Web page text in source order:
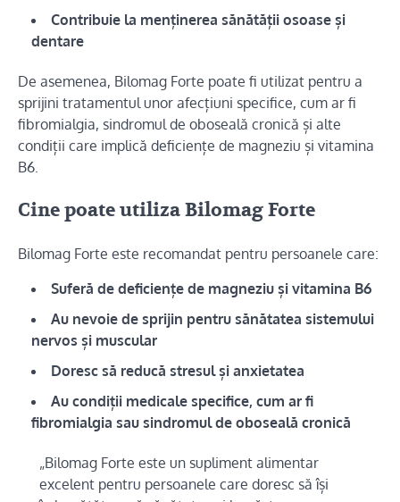
Contribuie la menținerea sănătății osoase și
dentare
De asemenea, Bilomag Forte poate fi utilizat pentru a
sprijini tratamentul unor afecțiuni specifice, cum ar fi
fibromialgia, sindromul de oboseală cronică și alte
condiții care implică deficiențe de magneziu și vitamina
B6.
Cine poate utiliza Bilomag Forte
Bilomag Forte este recomandat pentru persoanele care:
Suferă de deficiențe de magneziu și vitamina B6
Au nevoie de sprijin pentru sănătatea sistemului
nervos și muscular
Doresc să reducă stresul și anxietatea
Au condiții medicale specifice, cum ar fi
fibromialgia sau sindromul de oboseală cronică
„Bilomag Forte este un supliment alimentar
excelent pentru persoanele care doresc să își